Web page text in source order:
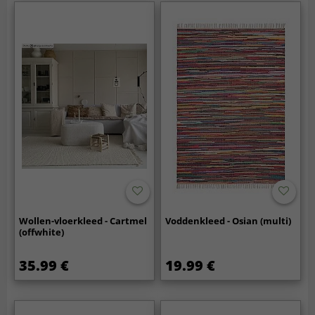
Wollen-vloerkleed - Cartmel
(offwhite)
35.99 €
Voddenkleed - Osian (multi)
19.99 €